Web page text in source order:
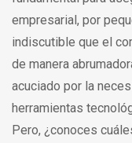
empresarial, por
indiscutible que el
de manera
acuciado por la
herramientas
Pero, ¿conoces